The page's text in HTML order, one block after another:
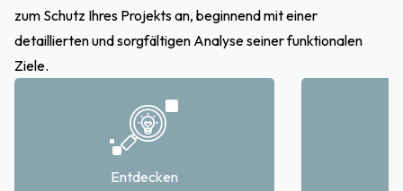
zum Schutz Ihres Projekts an, beginnend mit einer
detaillierten und sorgfältigen Analyse seiner funktionalen
Ziele.
Entdecken